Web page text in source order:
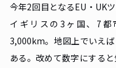
今年2回目となるEU・UK
イギリスの3ヶ国、7
3,000km。地図上でいえ
ある。改めて数字にする